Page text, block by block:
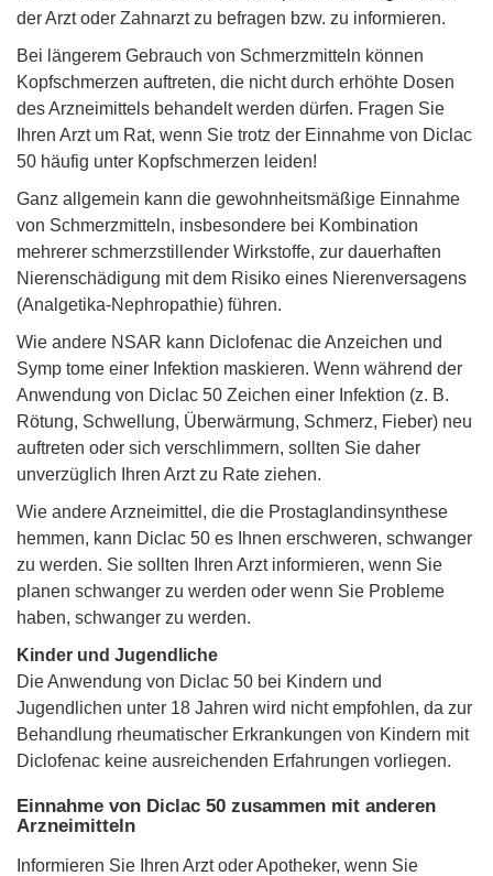
der Arzt oder Zahnarzt zu befragen bzw. zu informieren.
Bei längerem Gebrauch von Schmerzmitteln können
Kopfschmerzen auftreten, die nicht durch erhöhte Dosen
des Arzneimittels behandelt werden dürfen. Fragen Sie
Ihren Arzt um Rat, wenn Sie trotz der Einnahme von Diclac
50 häufig unter Kopfschmerzen leiden!
Ganz allgemein kann die gewohnheitsmäßige Einnahme
von Schmerzmitteln, insbesondere bei Kombination
mehrerer schmerzstillender Wirkstoffe, zur dauerhaften
Nierenschädigung mit dem Risiko eines Nierenversagens
(Analgetika-Nephropathie) führen.
Wie andere NSAR kann Diclofenac die Anzeichen und
Symp tome einer Infektion maskieren. Wenn während der
Anwendung von Diclac 50 Zeichen einer Infektion (z. B.
Rötung, Schwellung, Überwärmung, Schmerz, Fieber) neu
auftreten oder sich verschlimmern, sollten Sie daher
unverzüglich Ihren Arzt zu Rate ziehen.
Wie andere Arzneimittel, die die Prostaglandinsynthese
hemmen, kann Diclac 50 es Ihnen erschweren, schwanger
zu werden. Sie sollten Ihren Arzt informieren, wenn Sie
planen schwanger zu werden oder wenn Sie Probleme
haben, schwanger zu werden.
Kinder und Jugendliche
Die Anwendung von Diclac 50 bei Kindern und
Jugendlichen unter 18 Jahren wird nicht empfohlen, da zur
Behandlung rheumatischer Erkrankungen von Kindern mit
Diclofenac keine ausreichenden Erfahrungen vorliegen.
Einnahme von Diclac 50 zusammen mit anderen
Arzneimitteln
Informieren Sie Ihren Arzt oder Apotheker, wenn Sie